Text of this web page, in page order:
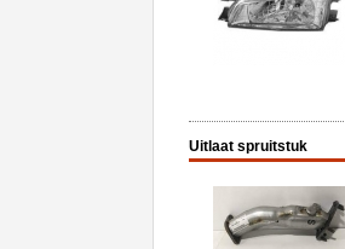
Uitlaat spruitstuk